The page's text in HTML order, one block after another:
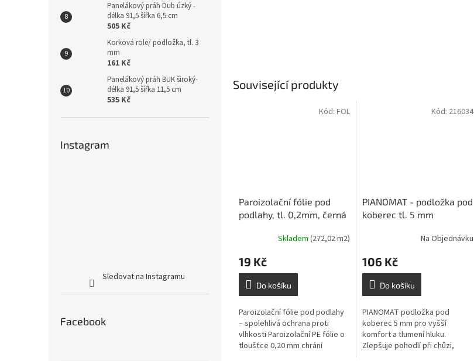
Panelákový práh Dub úzký -
délka 91,5 šířka 6,5 cm
505 Kč
Korková role/ podložka, tl. 3
mm
161 Kč
Panelákový práh BUK široký-
délka 91,5 šířka 11,5 cm
535 Kč
Instagram
Sledovat na Instagramu
Facebook
Související produkty
Paroizolační fólie pod
podlahy, tl. 0,2mm, černá
Skladem (272,02 m2)
19 Kč
Do košíku
Paroizolační fólie pod podlahy
– spolehlivá ochrana proti
vlhkosti Paroizolační PE fólie o
tloušťce 0,20 mm chrání
Kód: FOL
PIANOMAT - podložka pod
koberec tl. 5 mm
Na Objednávku
106 Kč
Do košíku
PIANOMAT podložka pod
koberec 5 mm pro vyšší
komfort a tlumení hluku.
Zlepšuje pohodlí při chůzi,
Kód: 216034